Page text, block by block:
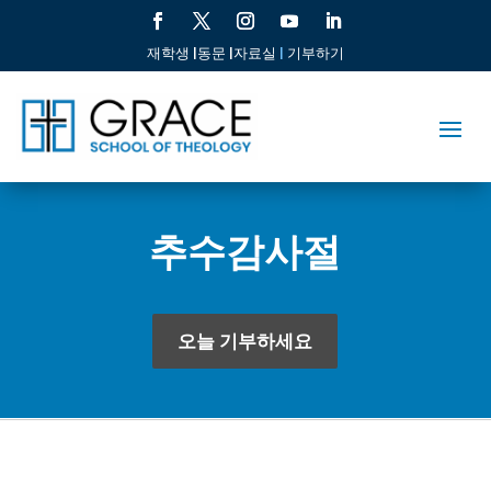
재학생 |동문 |자료실 | 기부하기
추수감사절
오늘 기부하세요